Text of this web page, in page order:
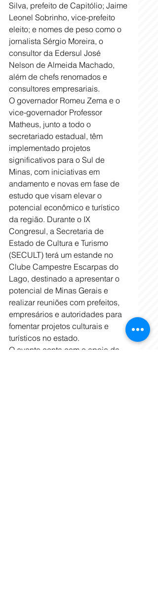
Silva, prefeito de Capitólio; Jaime
Leonel Sobrinho, vice-prefeito
eleito; e nomes de peso como o
jornalista Sérgio Moreira, o
consultor da Edersul José
Nelson de Almeida Machado,
além de chefs renomados e
consultores empresariais.
O governador Romeu Zema e o
vice-governador Professor
Matheus, junto a todo o
secretariado estadual, têm
implementado projetos
significativos para o Sul de
Minas, com iniciativas em
andamento e novas em fase de
estudo que visam elevar o
potencial econômico e turístico
da região. Durante o IX
Congresul, a Secretaria de
Estado de Cultura e Turismo
(SECULT) terá um estande no
Clube Campestre Escarpas do
Lago, destinado a apresentar o
potencial de Minas Gerais e
realizar reuniões com prefeitos,
empresários e autoridades para
fomentar projetos culturais e
turísticos no estado.
O evento conta com o apoio da